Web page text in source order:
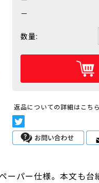
－
数量:
返品についての詳細はこちら
ーパー仕様。本文も